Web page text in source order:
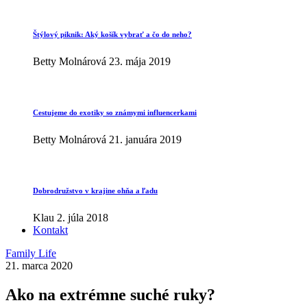
Štýlový piknik: Aký košík vybrať a čo do neho?
Betty Molnárová 23. mája 2019
Cestujeme do exotiky so známymi influencerkami
Betty Molnárová 21. januára 2019
Dobrodružstvo v krajine ohňa a ľadu
Klau 2. júla 2018
Kontakt
Family Life
21. marca 2020
Ako na extrémne suché ruky?